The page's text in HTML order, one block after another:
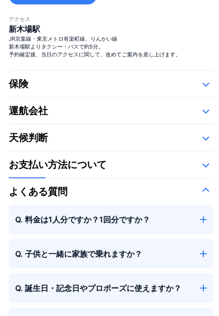
大きな花束 ＋¥29,800
季節の花束
季節の花束 ＋¥13,000
アクセス
新木場駅
JR京葉線・東京メトロ有楽町線、りんかい線
新木場駅よりタクシー・バスで約5分。
予約確定後、当日のアクセスに関して、改めてご案内を差し上げます。
保険
運航会社
天候判断
お支払い方法について
よくある質問
Q. 料金は1人分ですか？1回分ですか？
Q. 子供と一緒に家族で乗れますか？
Q. 誕生日・記念日やプロポーズに使えますか？